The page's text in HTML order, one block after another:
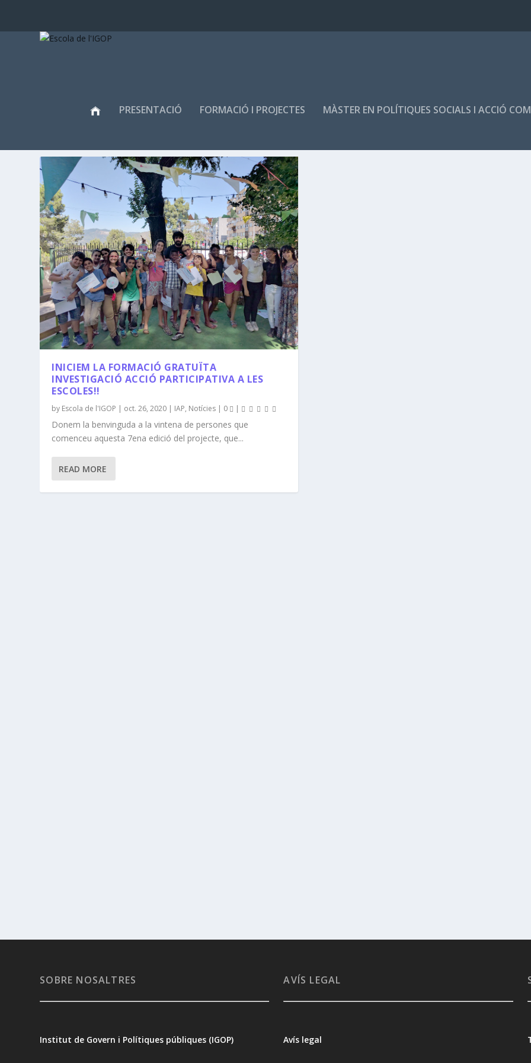
PRESENTACIÓ FORMACIÓ I PROJECTES MÀSTER EN POLÍTIQUES SOCIALS I ACCIÓ
INICIEM LA FORMACIÓ GRATUÏTA
INVESTIGACIÓ ACCIÓ PARTICIPATIVA A LES
ESCOLES!!
by Escola de l'IGOP | oct. 26, 2020 | IAP, Notícies | 0 |
Donem la benvinguda a la vintena de persones que
comenceu aquesta 7ena edició del projecte, que...
READ MORE
SOBRE NOSALTRES
Institut de Govern i Polítiques públiques (IGOP)
AVÍS LEGAL
Avís legal